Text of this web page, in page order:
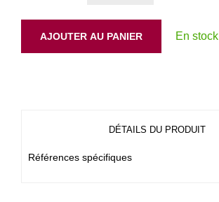
AJOUTER AU PANIER En stock
DÉTAILS DU PRODUIT
Références spécifiques